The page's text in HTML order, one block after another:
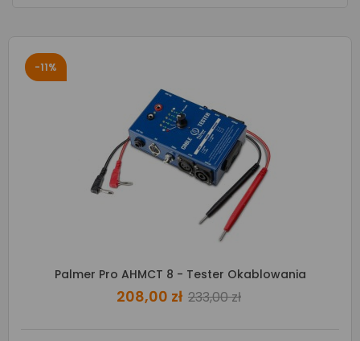
-11%
Palmer Pro AHMCT 8 - Tester Okablowania
208,00 zł 233,00 zł